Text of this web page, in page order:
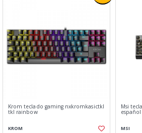
Krom teclado gaming nxkromkasictkl
tkl rainbow
KROM
Msi
español
MSI